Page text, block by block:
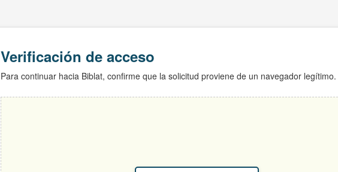
Verificación de acceso
Para continuar hacia Biblat, confirme que la solicitud proviene de un navegador legítimo.